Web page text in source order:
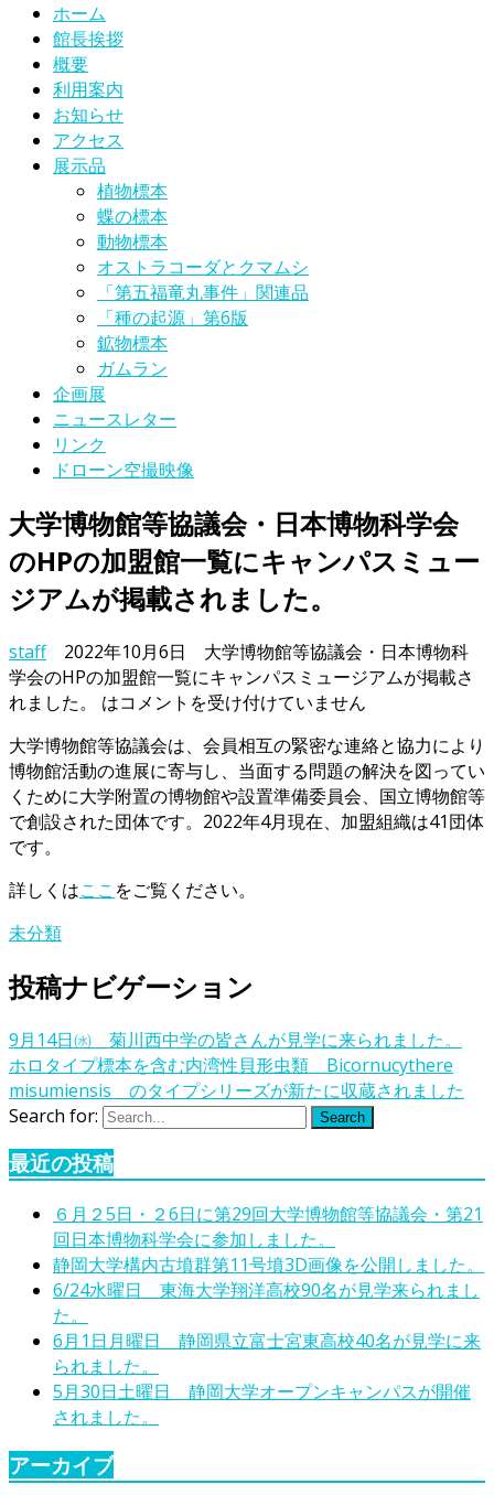
ホーム
館長挨拶
概要
利用案内
お知らせ
アクセス
展示品
植物標本
蝶の標本
動物標本
オストラコーダとクマムシ
「第五福竜丸事件」関連品
「種の起源」第6版
鉱物標本
ガムラン
企画展
ニュースレター
リンク
ドローン空撮映像
大学博物館等協議会・日本博物科学会
のHPの加盟館一覧にキャンパスミュー
ジアムが掲載されました。
staff 2022年10月6日
大学博物館等協議会・日本博物科
学会のHPの加盟館一覧にキャンパスミュージアムが掲載さ
れました。 はコメントを受け付けていません
大学博物館等協議会は、会員相互の緊密な連絡と協力により
博物館活動の進展に寄与し、当面する問題の解決を図ってい
くために大学附置の博物館や設置準備委員会、国立博物館等
で創設された団体です。2022年4月現在、加盟組織は41団体
です。
詳しくはここ をご覧ください。
未分類
投稿ナビゲーション
9月14日㈬ 菊川西中学の皆さんが見学に来られました。
ホロタイプ標本を含む内湾性貝形虫類 Bicornucythere
misumiensis のタイプシリーズが新たに収蔵されました
Search for:
Search
最近の投稿
６月２5日・２6日に第29回大学博物館等協議会・第21
回日本博物科学会に参加しました。
静岡大学構内古墳群第11号墳3D画像を公開しました。
6/24水曜日 東海大学翔洋高校90名が見学来られまし
た。
6月1日月曜日 静岡県立富士宮東高校40名が見学に来
られました。
5月30日土曜日 静岡大学オープンキャンパスが開催
されました。
アーカイブ